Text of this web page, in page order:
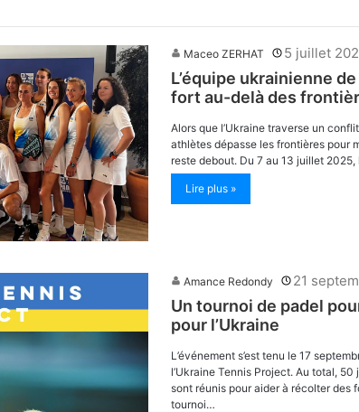
Maceo ZERHAT 5 juillet
L’équipe ukrainienne
fort au-delà des
Alors que l’Ukraine traverse un
athlètes dépasse les frontières pour
reste debout. Du 7 au 13 juillet
Lire plus »
Amance Redondy 21
Un tournoi de padel
pour l’Ukraine
L’événement s’est tenu le 17
l’Ukraine Tennis Project. Au total,
sont réunis pour aider à récolter des
tournoi…